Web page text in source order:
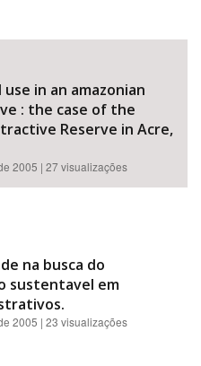
in an amazonian
: the case of the
Reserve in Acre,
2005 | 27 visualizações
na busca do
sustentavel em
2005 | 23 visualizações